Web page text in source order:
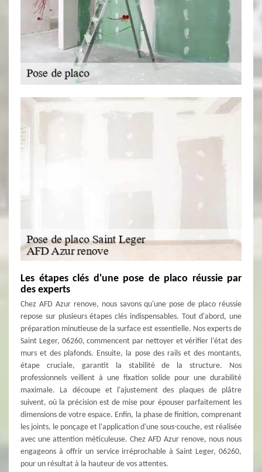
Les étapes clés d'une pose de placo réussie par
des experts
Chez AFD Azur renove, nous savons qu'une pose de placo réussie
repose sur plusieurs étapes clés indispensables. Tout d'abord, une
préparation minutieuse de la surface est essentielle. Nos experts de
Saint Leger, 06260, commencent par nettoyer et vérifier l'état des
murs et des plafonds. Ensuite, la pose des rails et des montants,
étape cruciale, garantit la stabilité de la structure. Nos
professionnels veillent à une fixation solide pour une durabilité
maximale. La découpe et l'ajustement des plaques de plâtre
suivent, où la précision est de mise pour épouser parfaitement les
dimensions de votre espace. Enfin, la phase de finition, comprenant
les joints, le ponçage et l'application d'une sous-couche, est réalisée
avec une attention méticuleuse. Chez AFD Azur renove, nous nous
engageons à offrir un service irréprochable à Saint Leger, 06260,
pour un résultat à la hauteur de vos attentes.